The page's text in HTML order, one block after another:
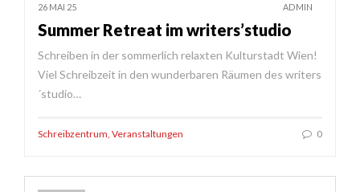
26 MAI 25 ADMIN
Summer Retreat im writers’studio
Schreiben in der sommerlich relaxten Kulturstadt Wien!
Viel Schreibzeit in den wunderbaren Räumen des writers
´studio…
Schreibzentrum Veranstaltungen 0